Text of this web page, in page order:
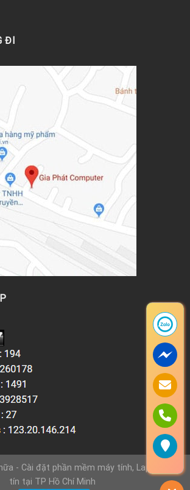
ĐI
- Cài đặt phần mềm máy tính, Laptop uy
tín tại TP Hồ Chí Minh